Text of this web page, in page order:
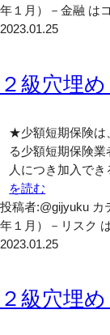
年１月）－金融 は
2023.01.25
２級穴埋
★少額短期保険は
る少額短期保険
人につき加入で
を読む
投稿者:@gijyuku カ
年１月）－リスク
2023.01.25
２級穴埋